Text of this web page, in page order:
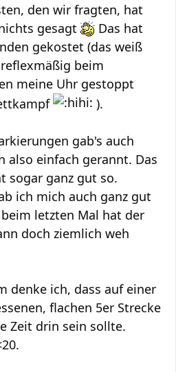
den wir fragten, hat
gesagt
Das hat
gekostet (das weiß
beim
meine Uhr gestoppt
).
gab's auch
also einfach gerannt. Das
sogar ganz gut so.
ich mich auch ganz gut
letzten Mal hat der
doch ziemlich weh
denke ich, dass auf einer
flachen 5er Strecke
Zeit drin sein sollte.